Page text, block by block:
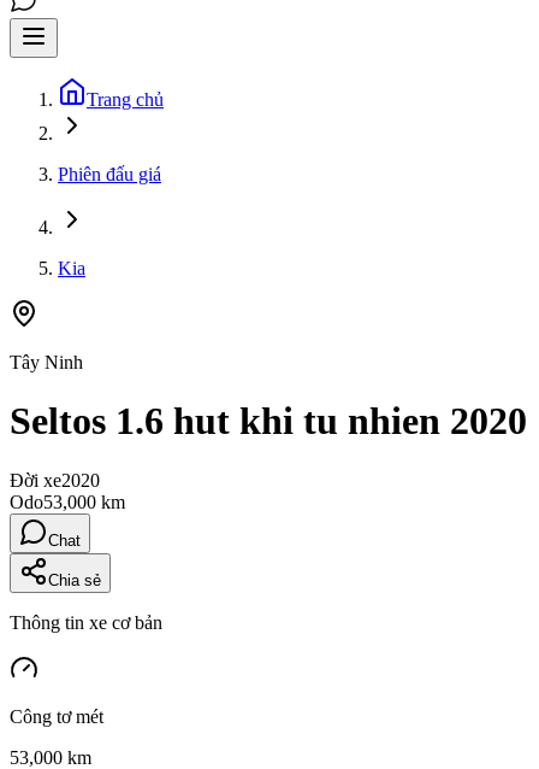
Trang chủ
Phiên đấu giá
Kia
Tây Ninh
Seltos 1.6 hut khi tu nhien 2020
Đời xe2020
Odo53,000 km
Chat
Chia sẻ
Thông tin xe cơ bản
Công tơ mét
53,000 km